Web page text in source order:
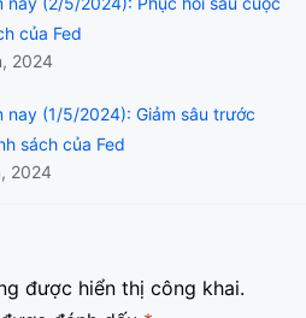
của Fed
2024
nay (1/5/2024): Giảm sâu trước
sách của Fed
2024
được hiển thị công khai.